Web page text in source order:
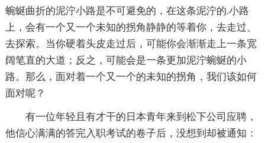
蜿蜒曲折的泥泞小路是不可避免的，在这条泥泞的.小路
上，会有一个又一个未知的拐角静静的等着你，去走过、
去探索。当你硬着头皮走过后，可能你会渐渐走上一条宽
阔笔直的大道；反之，可能会是一条更加泥泞蜿蜒的小
路。那么，面对着一个又一个的未知的拐角，我们该如何
面对呢？
有一位年轻且有才干的日本青年来到松下公司应聘，
他信心满满的答完入职考试的卷子后，没想到却被通知：